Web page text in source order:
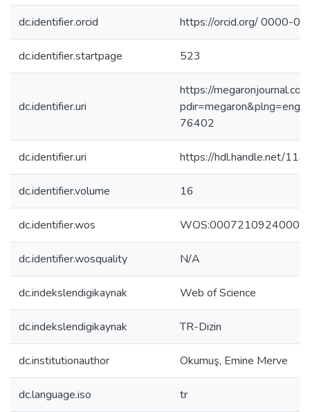
dc.identifier.orcid https://orcid.org/ 0000-
dc.identifier.startpage 523
dc.identifier.uri
https://
76402
dc.identifier.uri https://hdl.handle.net/
dc.identifier.volume 16
dc.identifier.wos
dc.identifier.wosquality N/A
dc.indekslendigikaynak Web of Science
dc.indekslendigikaynak TR-Dizin
dc.institutionauthor Okumuş, Emine Merve
dc.language.iso tr